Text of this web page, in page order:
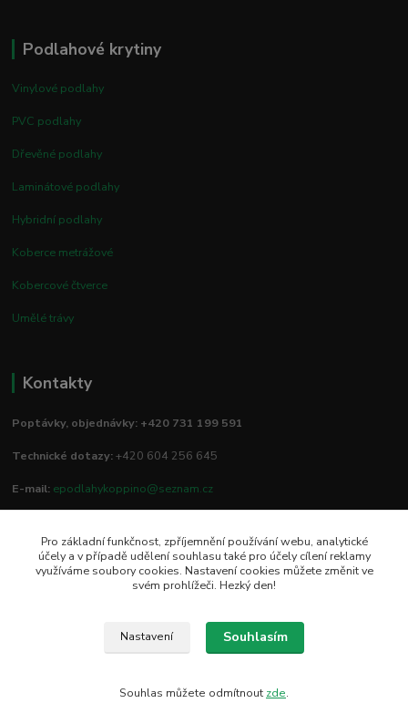
Podlahové krytiny
Vinylové podlahy
PVC podlahy
Dřevěné podlahy
Laminátové podlahy
Hybridní podlahy
Koberce metrážové
Kobercové čtverce
Umělé trávy
Kontakty
Poptávky, objednávky: +420 731 199 591
Technické dotazy:+420 604 256 645
E-mail: epodlahykoppino@seznam.cz
Prodejna/vzorkovna:
Studio Podlah
Mírové náměstí 16/15
Pro základní funkčnost, zpříjemnění používání webu, analytické
účely a v případě udělení souhlasu také pro účely cílení reklamy
využíváme soubory cookies. Nastavení cookies můžete změnit ve
svém prohlížeči. Hezký den!
Nastavení Souhlasím
Souhlas můžete odmítnout zde.